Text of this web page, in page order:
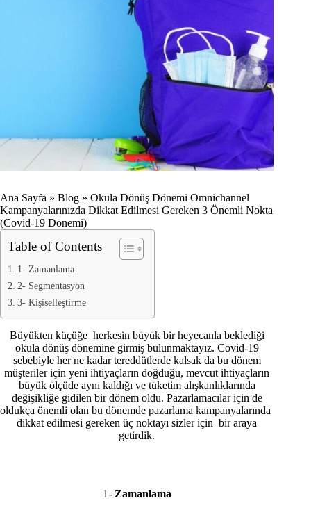
Ana Sayfa » Blog » Okula Dönüş Dönemi Omnichannel
Kampanyalarınızda Dikkat Edilmesi Gereken 3 Önemli Nokta
(Covid-19 Dönemi)
Table of Contents
1- Zamanlama
2- Segmentasyon
3- Kişiselleştirme
Büyükten küçüğe herkesin büyük bir heyecanla beklediği
okula dönüş dönemine girmiş bulunmaktayız. Covid-19
sebebiyle her ne kadar tereddütlerde kalsak da bu dönem
müşteriler için yeni ihtiyaçların doğduğu, mevcut ihtiyaçların
büyük ölçüde aynı kaldığı ve tüketim alışkanlıklarında
değişikliğe gidilen bir dönem oldu. Pazarlamacılar için de
oldukça önemli olan bu dönemde pazarlama kampanyalarında
dikkat edilmesi gereken üç noktayı sizler için bir araya
getirdik.
1- Zamanlama